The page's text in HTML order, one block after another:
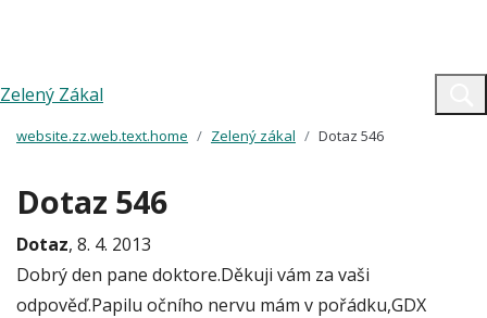
Zelený Zákal
website.zz.web.text.home Zelený zákal Dotaz 546
Dotaz 546
Dotaz, 8. 4. 2013
Dobrý den pane doktore.Děkuji vám za vaši
odpověď.Papilu očního nervu mám v pořádku,GDX